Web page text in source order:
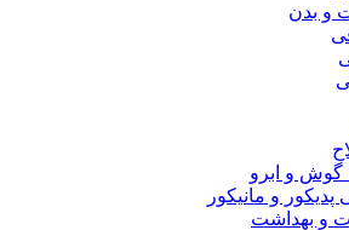
و بدن
گوش و ابرو
و مانیکور
و بهداشت